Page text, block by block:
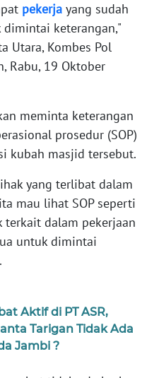
pekerja yang sudah
keterangan,"
Utara, Kombes Pol
Rabu, 19 Oktober
meminta keterangan
prosedur (SOP)
kubah masjid tersebut.
yang terlibat dalam
mau lihat SOP seperti
terkait dalam pekerjaan
untuk dimintai
Aktif di PT ASR,
Tarigan Tidak Ada
Jambi ?